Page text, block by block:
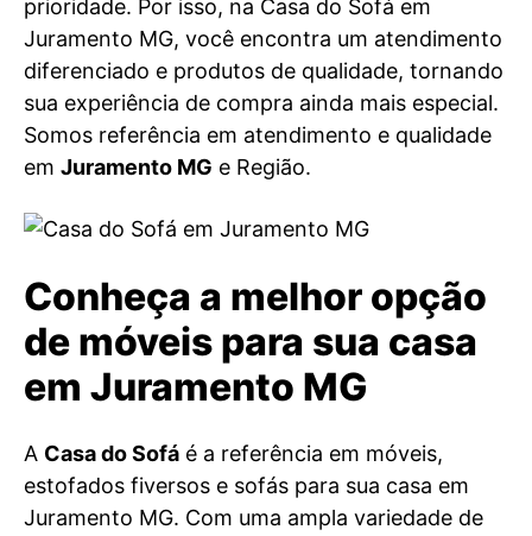
prioridade. Por isso, na Casa do Sofá em
Juramento MG, você encontra um atendimento
diferenciado e produtos de qualidade, tornando
sua experiência de compra ainda mais especial.
Somos referência em atendimento e qualidade
em Juramento MG e Região.
Conheça a melhor opção
de móveis para sua casa
em Juramento MG
A Casa do Sofá é a referência em móveis,
estofados fiversos e sofás para sua casa em
Juramento MG. Com uma ampla variedade de